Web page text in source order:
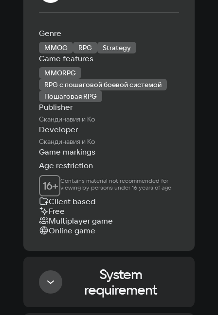
Genre
MMOG RPG Strategy
Game features
MMORPG
RPG с пошаговой боевой системой
Пошаговая RPG
Publisher
Скандинавия и Ко
Developer
Скандинавия и Ко
Game markings
Age restriction
16+ Contains material not recommended for
viewing by persons under 16 years of age
Client based
Free
Multiplayer game
Online game
System
requirement